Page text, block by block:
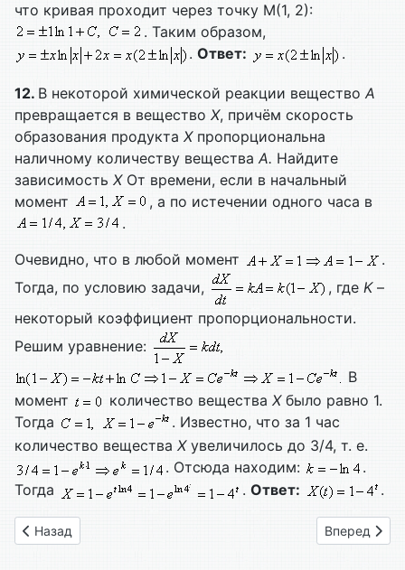
что кривая проходит через точку М(1, 2):
. Таким образом,
. Ответ: .
12. В некоторой химической реакции вещество А
превращается в вещество Х, причём скорость
образования продукта Хпропорциональна
наличному количеству вещества А. Найдите
зависимость Х От времени, если в начальный
момент
, а по истечении одного часа в
.
Очевидно, что в любой момент
.
Тогда, по условию задачи,
, где K–
некоторый коэффициент пропорциональности.
Решим уравнение:
В
момент
количество вещества Хбыло равно 1.
Тогда
. Известно, что за 1 час
количество вещества Хувеличилось до 3/4, т. е.
. Отсюда находим:
.
Тогда
. Ответ: .
Предыдущий: Вариант № 11
Назад Следующий:
Вперед